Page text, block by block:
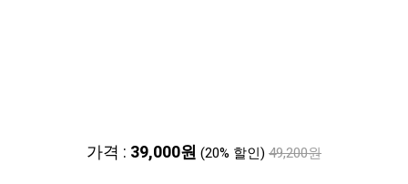
가격 : 39,000원 (20% 할인) 49,200원